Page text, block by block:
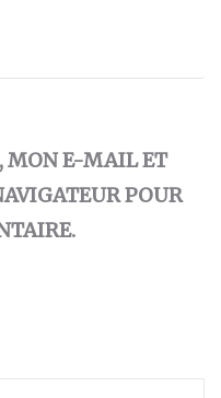
MON E-MAIL ET
POUR